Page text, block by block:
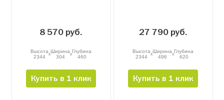
8 570 руб.
Высота
2344
xШирина
304
xГлубина
460
Купить в 1 клик
27 790 руб.
Высота
2344
xШирина
496
xГлубина
620
Купить в 1 клик